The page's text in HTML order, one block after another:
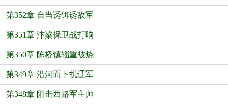
第352章 自当诱饵诱敌军
第351章 汴梁保卫战打响
第350章 陈桥镇辎重被烧
第349章 沿河而下扰辽军
第348章 阻击西路军主帅